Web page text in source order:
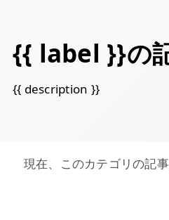
{{ label }}の
{{ description }}
現在、このカテゴリの記事